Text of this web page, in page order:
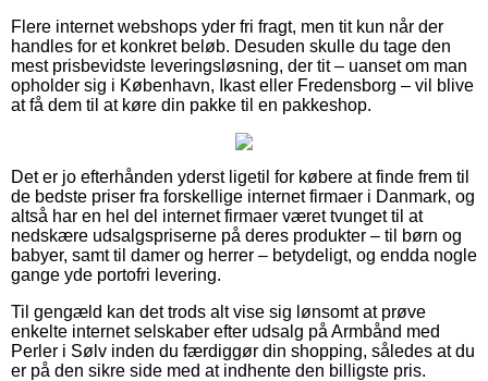
Flere internet webshops yder fri fragt, men tit kun når der
handles for et konkret beløb. Desuden skulle du tage den
mest prisbevidste leveringsløsning, der tit – uanset om man
opholder sig i København, Ikast eller Fredensborg – vil blive
at få dem til at køre din pakke til en pakkeshop.
Det er jo efterhånden yderst ligetil for købere at finde frem til
de bedste priser fra forskellige internet firmaer i Danmark, og
altså har en hel del internet firmaer været tvunget til at
nedskære udsalgspriserne på deres produkter – til børn og
babyer, samt til damer og herrer – betydeligt, og endda nogle
gange yde portofri levering.
Til gengæld kan det trods alt vise sig lønsomt at prøve
enkelte internet selskaber efter udsalg på Armbånd med
Perler i Sølv inden du færdiggør din shopping, således at du
er på den sikre side med at indhente den billigste pris.